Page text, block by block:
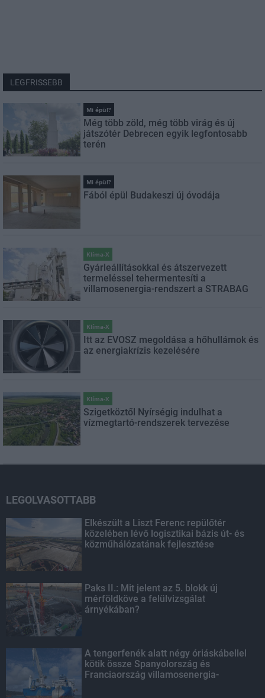
LEGFRISSEBB
Mi épül?
Még több zöld, még több virág és új
játszótér Debrecen egyik legfontosabb
terén
Mi épül?
Fából épül Budakeszi új óvodája
Klíma-X
Gyárleállításokkal és átszervezett
termeléssel tehermentesíti a
villamosenergia-rendszert a STRABAG
Klíma-X
Itt az ÉVOSZ megoldása a hőhullámok és
az energiakrízis kezelésére
Klíma-X
Szigetköztől Nyírségig indulhat a
vízmegtartó-rendszerek tervezése
LEGOLVASOTTABB
Elkészült a Liszt Ferenc repülőtér
közelében lévő logisztikai bázis út- és
közműhálózatának fejlesztése
Paks II.: Mit jelent az 5. blokk új
mérföldköve a felülvizsgálat
árnyékában?
A tengerfenék alatt négy óriáskábellel
kötik össze Spanyolország és
Franciaország villamosenergia-